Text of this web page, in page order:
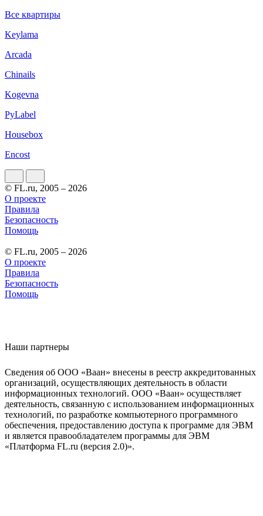
Все квартиры
Keylama
Arcada
Chinails
Kogevna
PyLabel
Housebox
Encost
© FL.ru, 2005 – 2026
О проекте
Правила
Безопасность
Помощь
© FL.ru, 2005 – 2026
О проекте
Правила
Безопасность
Помощь
Наши партнеры
Сведения об ООО «Ваан» внесены в реестр аккредитованных
организаций, осуществляющих деятельность в области
информационных технологий. ООО «Ваан» осуществляет
деятельность, связанную с использованием информационных
технологий, по разработке компьютерного программного
обеспечения, предоставлению доступа к программе для ЭВМ
и является правообладателем программы для ЭВМ
«Платформа FL.ru (версия 2.0)».